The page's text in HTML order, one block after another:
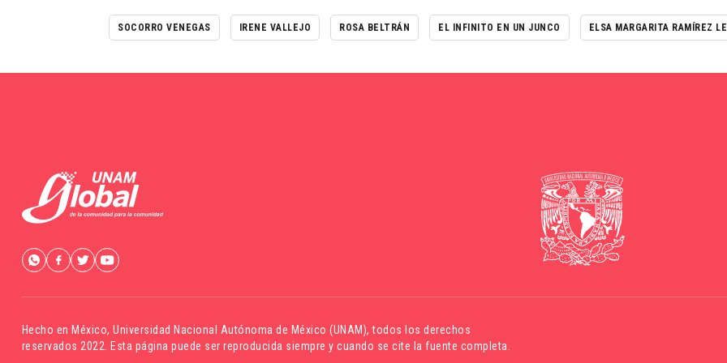
SOCORRO VENEGAS IRENE VALLEJO ROSA BELTRÁN EL INFINITO EN UN JUNCO ELSA MARGARITA RAMÍREZ
Hecho en México,Universidad Nacional Autónoma de México (UNAM), todos los derechos
reservados 2022. Esta página puede ser reproducida siempre y cuando se cite la fuente completa.